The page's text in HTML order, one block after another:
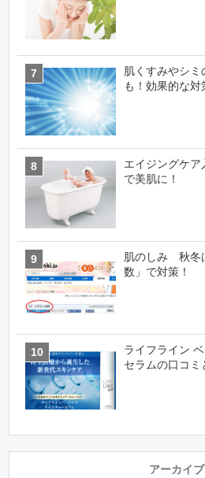
肌くすみやシ
も！効果的な対
エイジングケ
で美肌に！
肌のしみ 秋冬
数」で対策！
ライフライン
セラムの口コミ
アーカイブ